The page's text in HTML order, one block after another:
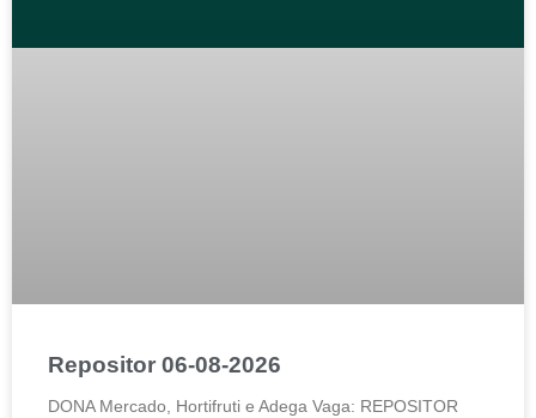
Repositor 06-08-2026
DONA Mercado, Hortifruti e Adega Vaga: REPOSITOR